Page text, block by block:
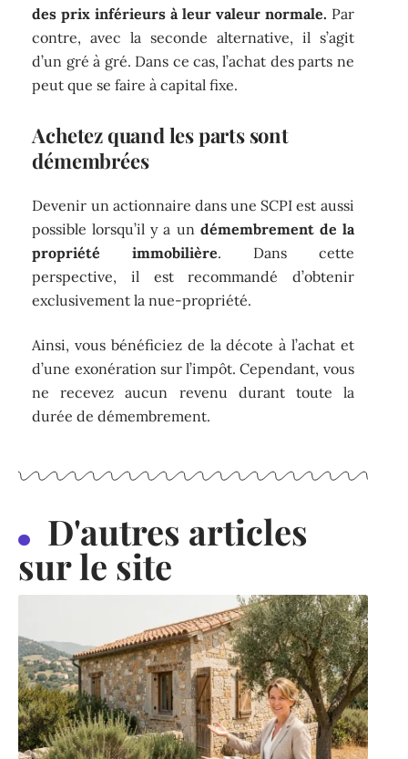
des prix inférieurs à leur valeur normale. Par
contre, avec la seconde alternative, il s’agit
d’un gré à gré. Dans ce cas, l’achat des parts ne
peut que se faire à capital fixe.
Achetez quand les parts sont
démembrées
Devenir un actionnaire dans une SCPI est aussi
possible lorsqu’il y a un démembrement de la
propriété immobilière. Dans cette
perspective, il est recommandé d’obtenir
exclusivement la nue-propriété.
Ainsi, vous bénéficiez de la décote à l’achat et
d’une exonération sur l’impôt. Cependant, vous
ne recevez aucun revenu durant toute la
durée de démembrement.
D'autres articles
sur le site